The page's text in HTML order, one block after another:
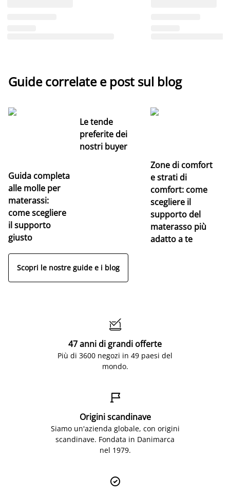
Guide correlate e post sul blog
Guida completa
alle molle per
materassi:
come scegliere
il supporto
giusto
Le tende
preferite dei
nostri buyer
Zone di comfort
e strati di
comfort: come
scegliere il
supporto del
materasso più
adatto a te
Scopri le nostre guide e i blog

47 anni di grandi offerte
Più di 3600 negozi in 49 paesi del
mondo.

Origini scandinave
Siamo un'azienda globale, con origini
scandinave. Fondata in Danimarca
nel 1979.
